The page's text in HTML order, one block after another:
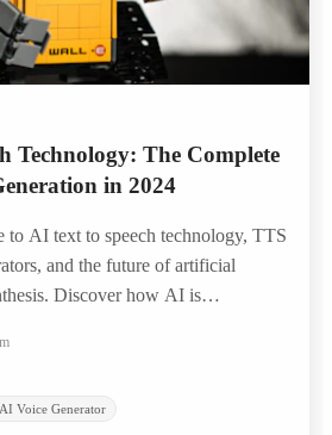
Technology: The Complete
in 2024
to AI text to speech technology, TTS
and the future of artificial
Discover how AI is
AI Voice Generator